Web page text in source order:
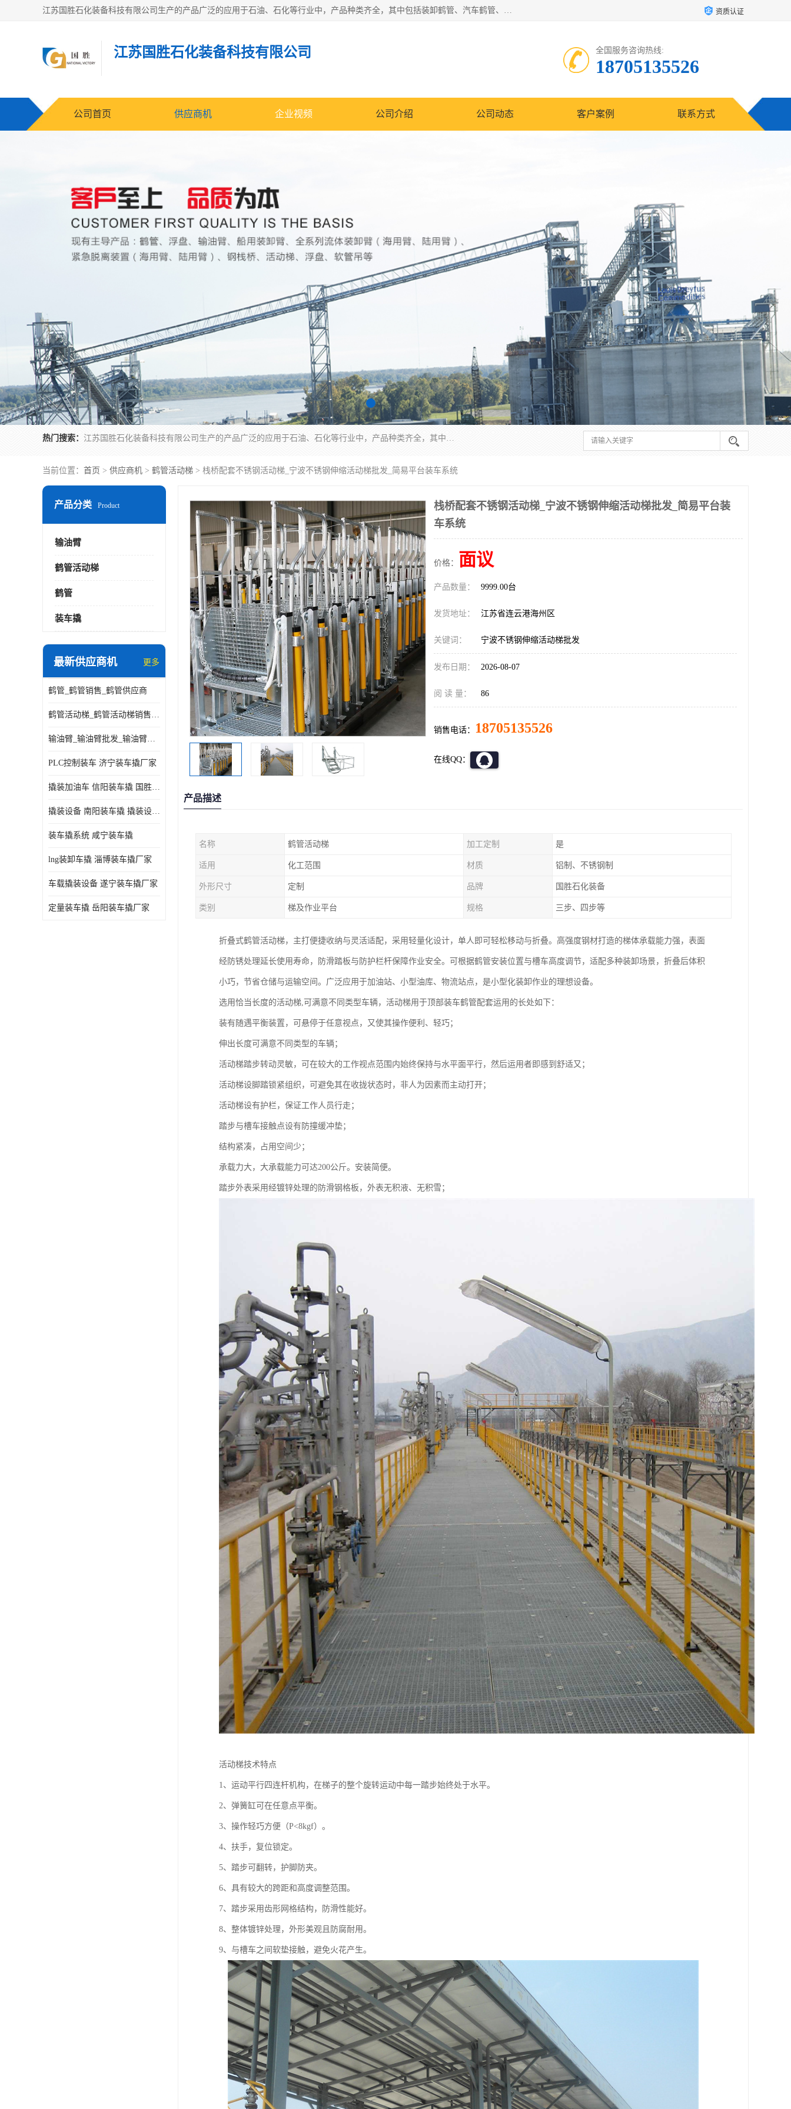
江苏国胜石化装备科技有限公司生产的产品广泛的应用于石油、石化等行业中，产品种类齐全，其中包括装卸鹤管、汽车鹤管、火车鹤管、装车鹤管、卸车鹤管、上装鹤管、下装鹤管、lng鹤管、发油鹤管、液氨鹤管、液化气鹤管等，我们生产的产品质量上乘，价格实惠，服务好，买鹤管就到国胜石化装备！ 资质认证
江苏国胜石化装备科技有限公司 全国服务咨询热线:
18705135526
公司首页 供应商机 企业视频 公司介绍 公司动态 客户案例 联系方式
热门搜索： 江苏国胜石化装备科技有限公司生产的产品广泛的应用于石油、石化等行业中，产品种类齐全，其中包括装卸鹤管、汽车鹤管、火车鹤管、装车鹤管、卸车鹤管、上装鹤管、下装鹤管、lng鹤管、发油鹤管、液氨鹤管、液化气鹤管等，我们生产的产品质量上乘，价格实惠，服务好，买鹤管就到国胜石化装备！
当前位置： 首页 > 供应商机 > 鹤管活动梯 > 栈桥配套不锈钢活动梯_宁波不锈钢伸缩活动梯批发_简易平台装车系统
产品分类 Product
输油臂
鹤管活动梯
鹤管
装车撬
最新供应商机 更多
鹤管_鹤管销售_鹤管供应商
鹤管活动梯_鹤管活动梯销售_鹤管活动梯供应商
输油臂_输油臂批发_输油臂厂家
PLC控制装车 济宁装车撬厂家
撬装加油车 信阳装车撬 国胜装备
撬装设备 南阳装车撬 撬装设备 定量控制
装车撬系统 咸宁装车撬
lng装卸车撬 淄博装车撬厂家
车载撬装设备 遂宁装车撬厂家
定量装车撬 岳阳装车撬厂家
栈桥配套不锈钢活动梯_宁波不锈钢伸缩活动梯批发_简易平台装
车系统
价格： 面议
产品数量： 9999.00台
发货地址： 江苏省连云港海州区
关键词： 宁波不锈钢伸缩活动梯批发
发布日期： 2026-08-07
阅 读 量： 86
销售电话： 18705135526
在线QQ：
产品描述
名称 鹤管活动梯 加工定制 是
适用 化工范围 材质 铝制、不锈钢制
外形尺寸 定制 品牌 国胜石化装备
类别 梯及作业平台 规格 三步、四步等
折叠式鹤管活动梯，主打便捷收纳与灵活适配，采用轻量化设计，单人即可轻松移动与折叠。高强度钢材打造的梯体承载能力强，表面
经防锈处理延长使用寿命，防滑踏板与防护栏杆保障作业安全。可根据鹤管安装位置与槽车高度调节，适配多种装卸场景，折叠后体积
小巧，节省仓储与运输空间。广泛应用于加油站、小型油库、物流站点，是小型化装卸作业的理想设备。
选用恰当长度的活动梯,可满意不同类型车辆，活动梯用于顶部装车鹤管配套运用的长处如下：
装有随遇平衡装置，可悬停于任意视点，又使其操作便利、轻巧；
伸出长度可满意不同类型的车辆；
活动梯踏步转动灵敏，可在较大的工作视点范围内始终保持与水平面平行，然后运用者即感到舒适又；
活动梯设脚踏锁紧组织，可避免其在收拢状态时，非人为因素而主动打开；
活动梯设有护栏，保证工作人员行走；
踏步与槽车接触点设有防撞缓冲垫；
结构紧凑，占用空间少；
承载力大，大承载能力可达200公斤。安装简便。
踏步外表采用经镀锌处理的防滑钢格板，外表无积液、无积雪；
活动梯技术特点
1、运动平行四连杆机构，在梯子的整个旋转运动中每一踏步始终处于水平。
2、弹簧缸可在任意点平衡。
3、操作轻巧方便（P<8kgf）。
4、扶手，复位锁定。
5、踏步可翻转，护脚防夹。
6、具有较大的跨距和高度调整范围。
7、踏步采用齿形网格结构，防滑性能好。
8、整体镀锌处理，外形美观且防腐耐用。
9、与槽车之间软垫接触，避免火花产生。